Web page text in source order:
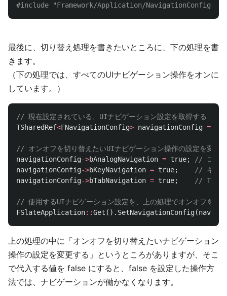
#include "Framework/Application/NavigationConfig.h"
最後に、切り替え処理を書きたいところに、下の処理を書
きます。
（下の処理では、すべてのUIナビゲーション操作をオンに
しています。）
// 現在設定されている、UIナビゲーション設定を取得する
TSharedRef<FNavigationConfig> navigationConfig =
// オンオフを切り替えたいUIナビゲーション操作の設定を変更
navigationConfig->bAnalogNavigation = true;
// コント
navigationConfig->bKeyNavigation = true;
// キーボ
navigationConfig->bTabNavigation = true; // Tabキ
// 使用するUIナビゲーション設定を、上の処理でオンオフを切
FSlateApplication::Get (). SetNavigationConfig(
上の処理の中に「オンオフを切り替えたいナビゲーション
操作の設定を変更する」というところがありますが、そこ
で代入する値を false にすると、false を設定した操作方
法では、ナビゲーションが働かなくなります。